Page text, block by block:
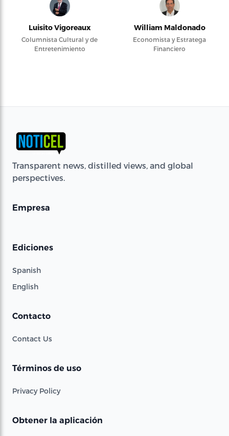
Luisito Vigoreaux
Columnista Cultural y de
Entretenimiento
William Maldonado
Economista y Estratega
Financiero
Transparent news, distilled views, and global
perspectives.
Empresa
Ediciones
Spanish
English
Contacto
Contact Us
Términos de uso
Privacy Policy
Obtener la aplicación